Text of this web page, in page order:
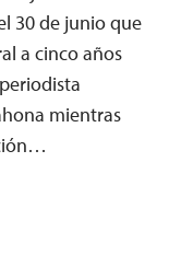
30 de junio que
a cinco años
mientras